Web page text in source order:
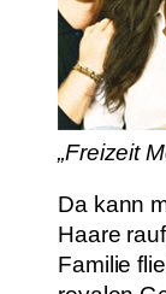
„Freizeit
Da kann
Haare
Familie